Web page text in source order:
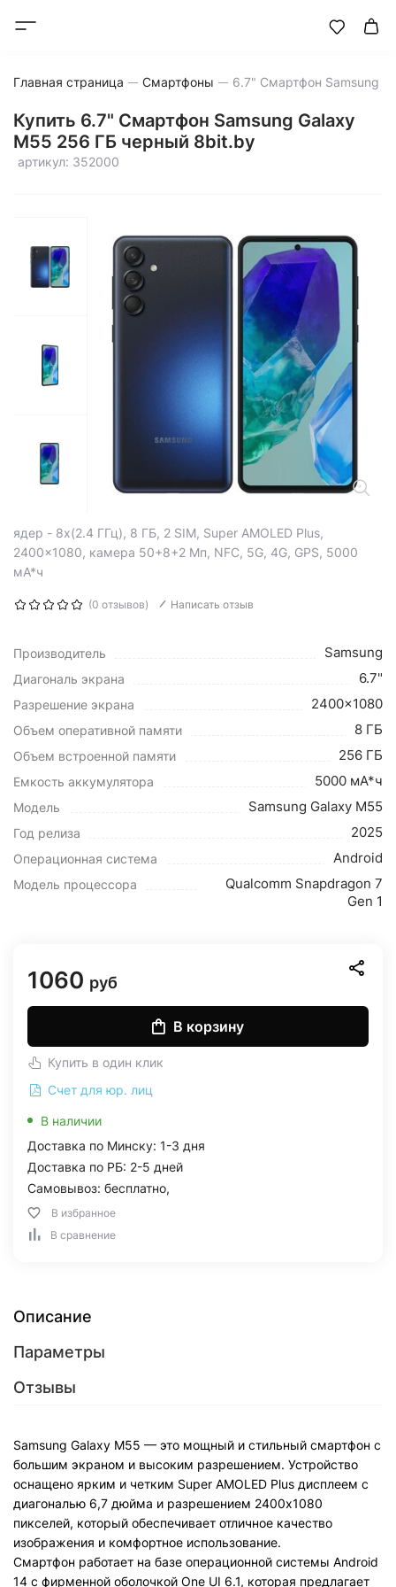
Главная страница Смартфоны
Купить 6.7" Смартфон Samsung Galaxy
M55 256 ГБ черный 8bit.by
артикул: 352000
ядер - 8x(2.4 ГГц), 8 ГБ, 2 SIM, Super AMOLED Plus,
2400x1080, камера 50+8+2 Мп, NFC, 5G, 4G, GPS, 5000
мА*ч
(0 отзывов) Написать отзыв
Производитель Samsung
Диагональ экрана 6.7"
Разрешение экрана 2400x1080
Объем оперативной памяти 8 ГБ
Объем встроенной памяти 256 ГБ
Емкость аккумулятора 5000 мА*ч
Модель Samsung Galaxy M55
Год релиза 2025
Операционная система Android
Модель процессора
Qualcomm Snapdragon 7
Gen 1
1060 руб
В корзину
Купить в один клик
Счет для юр. лиц
В наличии
Доставка по Минску: 1-3 дня
Доставка по РБ: 2-5 дней
Самовывоз: бесплатно,
В избранное
В сравнение
Описание
Параметры
Отзывы
Samsung Galaxy M55 — это мощный и стильный смартфон с
большим экраном и высоким разрешением. Устройство
оснащено ярким и четким Super AMOLED Plus дисплеем с
диагональю 6,7 дюйма и разрешением 2400x1080
пикселей, который обеспечивает отличное качество
изображения и комфортное использование.
Смартфон работает на базе операционной системы Android
14 с фирменной оболочкой One UI 6.1, которая предлагает